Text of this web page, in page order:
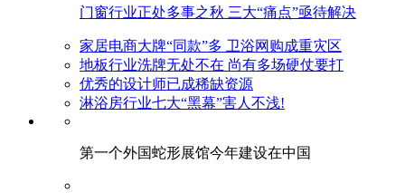
门窗行业正处多事之秋 三大“痛点”亟待解决
家居电商大牌“同款”多 卫浴网购成重灾区
地板行业洗牌无处不在 尚有多场硬仗要打
优秀的设计师已成稀缺资源
淋浴房行业七大“黑幕”害人不浅!
第一个外国蛇形展馆今年建设在中国